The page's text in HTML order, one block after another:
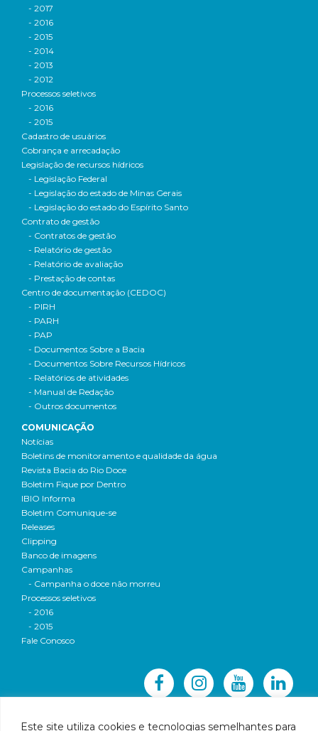
Este site utiliza cookies e tecnologias semelhantes para
- 2017
- 2016
- 2015
- 2014
- 2013
- 2012
Processos seletivos
- 2016
- 2015
Cadastro de usuários
Cobrança e arrecadação
Legislação de recursos hídricos
- Legislação Federal
- Legislação do estado de Minas Gerais
- Legislação do estado do Espírito Santo
Contrato de gestão
- Contratos de gestão
- Relatório de gestão
- Relatório de avaliação
- Prestação de contas
Centro de documentação (CEDOC)
- PIRH
- PARH
- PAP
- Documentos Sobre a Bacia
- Documentos Sobre Recursos Hídricos
- Relatórios de atividades
- Manual de Redação
- Outros documentos
COMUNICAÇÃO
Notícias
Boletins de monitoramento e qualidade da água
Revista Bacia do Rio Doce
Boletim Fique por Dentro
IBIO Informa
Boletim Comunique-se
Releases
Clipping
Banco de imagens
Campanhas
- Campanha o doce não morreu
Processos seletivos
- 2016
- 2015
Fale Conosco